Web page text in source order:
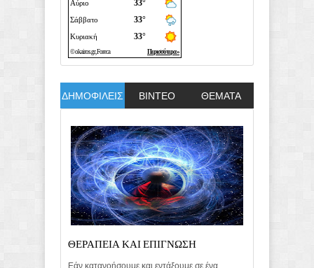
ΔΗΜΟΦΙΛΕΙΣ ΒΙΝΤΕΟ ΘΕΜΑΤΑ
ΘΕΡΑΠΕΙΑ ΚΑΙ ΕΠΙΓΝΩΣΗ
Εάν κατανοήσουμε και εντάξουμε σε ένα